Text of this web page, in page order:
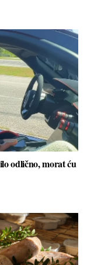
odlično, morat ću